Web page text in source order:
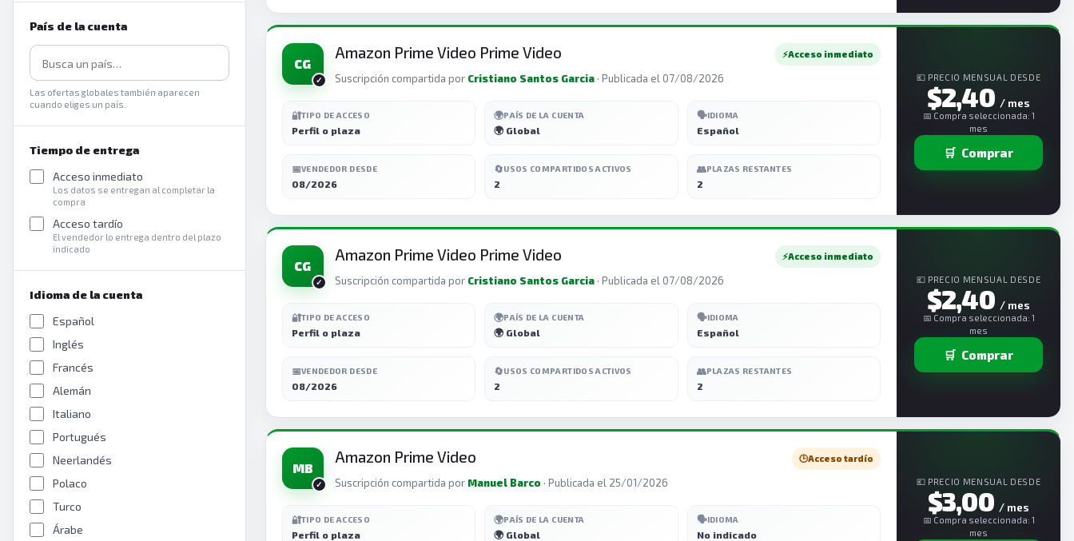
País de la cuenta
Las ofertas globales también aparecen
cuando eliges un país.
Tiempo de entrega
Acceso inmediato
Los datos se entregan al completar la
compra
Acceso tardío
El vendedor lo entrega dentro del plazo
indicado
Idioma de la cuenta
Español
Inglés
Francés
Alemán
Italiano
Portugués
Neerlandés
Polaco
Turco
Árabe
CG
Amazon Prime Video Prime Video ⚡Acceso inmediato
Suscripción compartida por Cristiano Santos Garcia · Publicada el 07/08/2026
🔐TIPO DE ACCESO
Perfil o plaza
🌍PAÍS DE LA CUENTA
🌍 Global
🗣️IDIOMA
Español
📅VENDEDOR DESDE
08/2026
🔄USOS COMPARTIDOS ACTIVOS
2
👥PLAZAS RESTANTES
2
💶 PRECIO MENSUAL DESDE
$2,40 / mes
📅 Compra seleccionada: 1
mes
🛒 Comprar
CG
Amazon Prime Video Prime Video ⚡Acceso inmediato
Suscripción compartida por Cristiano Santos Garcia · Publicada el 07/08/2026
🔐TIPO DE ACCESO
Perfil o plaza
🌍PAÍS DE LA CUENTA
🌍 Global
🗣️IDIOMA
Español
📅VENDEDOR DESDE
08/2026
🔄USOS COMPARTIDOS ACTIVOS
2
👥PLAZAS RESTANTES
2
💶 PRECIO MENSUAL DESDE
$2,40 / mes
📅 Compra seleccionada: 1
mes
🛒 Comprar
MB
Amazon Prime Video 🕒Acceso tardío
Suscripción compartida por Manuel Barco · Publicada el 25/01/2026
🔐TIPO DE ACCESO
Perfil o plaza
🌍PAÍS DE LA CUENTA
🌍 Global
🗣️IDIOMA
No indicado
💶 PRECIO MENSUAL DESDE
$3,00 / mes
📅 Compra seleccionada: 1
mes